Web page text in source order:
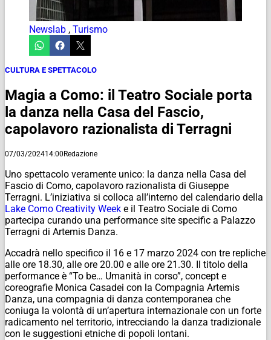
Newslab , Turismo
CULTURA E SPETTACOLO
Magia a Como: il Teatro Sociale porta
la danza nella Casa del Fascio,
capolavoro razionalista di Terragni
07/03/202414:00Redazione
Uno spettacolo veramente unico: la danza nella Casa del
Fascio di Como, capolavoro razionalista di Giuseppe
Terragni. L’iniziativa si colloca all’interno del calendario della
Lake Como Creativity Week e il Teatro Sociale di Como
partecipa curando una performance site specific a Palazzo
Terragni di Artemis Danza.
Accadrà nello specifico il 16 e 17 marzo 2024 con tre repliche
alle ore 18.30, alle ore 20.00 e alle ore 21.30. Il titolo della
performance è “To be… Umanità in corso”, concept e
coreografie Monica Casadei con la Compagnia Artemis
Danza, una compagnia di danza contemporanea che
coniuga la volontà di un’apertura internazionale con un forte
radicamento nel territorio, intrecciando la danza tradizionale
con le suggestioni etniche di popoli lontani.